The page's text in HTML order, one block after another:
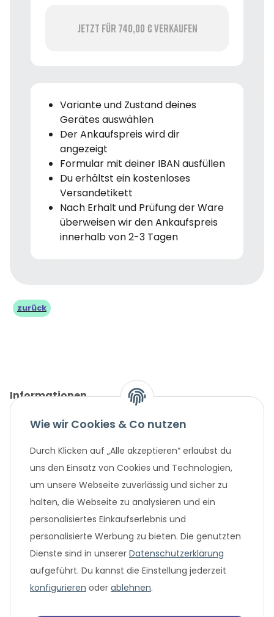
Jetzt für 740,00 € verkaufen
Variante und Zustand deines
Gerätes auswählen
Der Ankaufspreis wird dir
angezeigt
Formular mit deiner IBAN ausfüllen
Du erhältst ein kostenloses
Versandetikett
Nach Erhalt und Prüfung der Ware
überweisen wir den Ankaufspreis
innerhalb von 2-3 Tagen
zurück
Informationen
Gesetzliche Informationen
Unternehmen
Beliebte Angebote
* Alle Preisangaben in Euro, inklusive der gesetzlich geltenden
Wie wir Cookies & Co nutzen
Durch Klicken auf „Alle akzeptieren“ erlaubst du
uns den Einsatz von Cookies und Technologien,
um unsere Webseite zuverlässig und sicher zu
halten, die Webseite zu analysieren und ein
personalisiertes Einkaufserlebnis und
personalisierte Werbung zu bieten. Die genutzten
Dienste sind in unserer Datenschutzerklärung
aufgeführt. Du kannst die Einstellung jederzeit
konfigurieren oder ablehnen.